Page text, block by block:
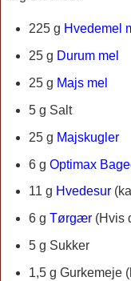
225 g Hvedemel
25 g Durum mel
25 g Majs mel
5 g Salt
25 g Majskugler
6 g Optimax
11 g Hvedesur
6 g Tørgær (Hvis
5 g Sukker
1,5 g Gurkemeje